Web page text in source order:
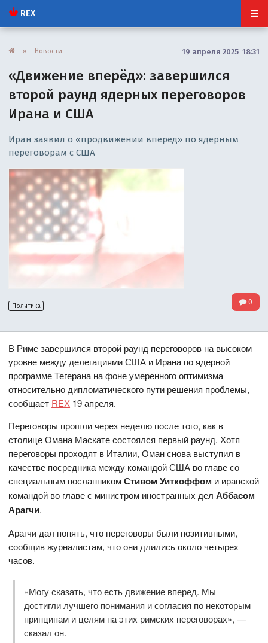
REX
» Новости 19 апреля 2025 18:31
«Движение вперёд»: завершился
второй раунд ядерных переговоров
Ирана и США
Иран заявил о «продвижении вперед» по ядерным
переговорам с США
Политика 0
В Риме завершился второй раунд переговоров на высоком
уровне между делегациями США и Ирана по ядерной
программе Тегерана на фоне умеренного оптимизма
относительно дипломатического пути решения проблемы,
сообщает REX 19 апреля.
Переговоры прошли через неделю после того, как в
столице Омана Маскате состоялся первый раунд. Хотя
переговоры проходят в Италии, Оман снова выступил в
качестве посредника между командой США во главе со
специальным посланникомСтивом Уиткоффом и иранской
командой во главе с министром иностранных делАббасом
Арагчи.
Арагчи дал понять, что переговоры были позитивными,
сообщив журналистам, что они длились около четырех
часов.
«Могу сказать, что есть движение вперед. Мы
достигли лучшего понимания и согласия по некоторым
принципам и целям на этих римских переговорах», —
сказал он.